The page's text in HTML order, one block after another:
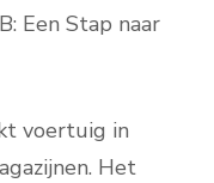
Een Stap naar
voertuig in
Het